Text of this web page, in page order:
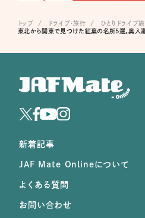
トップ ドライブ･旅行
ひとりドライブ旅
新着記事
JAF Mate Onlineについて
よくある質問
お問い合わせ